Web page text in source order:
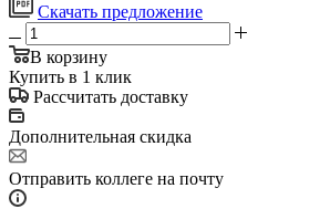
Скачать предложение
В корзину
Купить в 1 клик
Рассчитать доставку
Дополнительная скидка
Отправить коллеге на почту